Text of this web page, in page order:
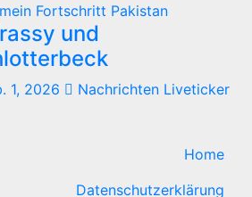
Fortschritt Pakistan
und
1, 2026 Nachrichten Liveticker
Home
Datenschutzerklärung